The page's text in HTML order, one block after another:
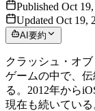
Published Oct
Updated Oct 19,
AI要約
クラッシュ・オ
ゲームの中で、
る。2012年から
現在も続いている